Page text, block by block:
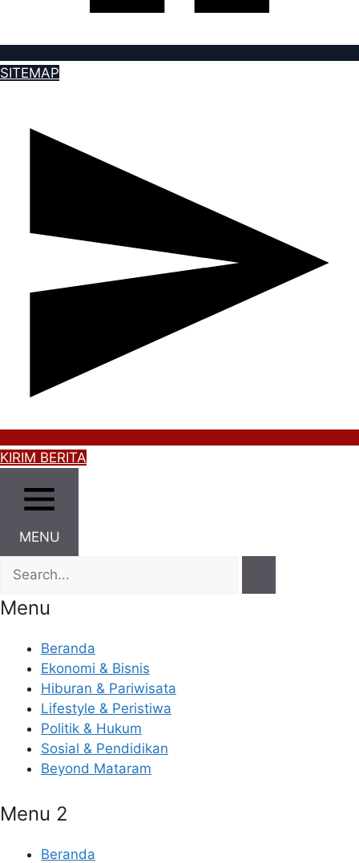
SITEMAP
KIRIM BERITA
MENU
Menu
Beranda
Ekonomi & Bisnis
Hiburan & Pariwisata
Lifestyle & Peristiwa
Politik & Hukum
Sosial & Pendidikan
Beyond Mataram
Menu 2
Beranda